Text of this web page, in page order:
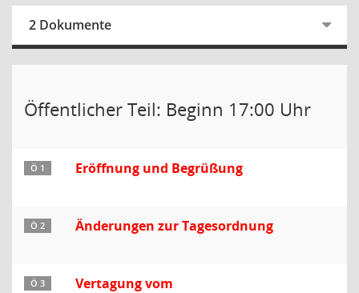
2 Dokumente
Öffentlicher Teil: Beginn 17:00 Uhr
Ö 1 Eröffnung und Begrüßung
Ö 2 Änderungen zur Tagesordnung
Ö 3
Vertagung vom